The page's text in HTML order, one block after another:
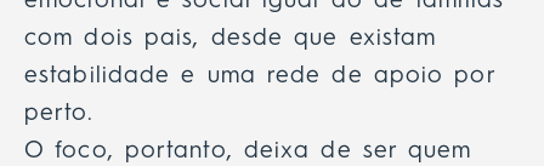
com dois pais, desde que existam
estabilidade e uma rede de apoio por
perto.
O foco, portanto, deixa de ser quem